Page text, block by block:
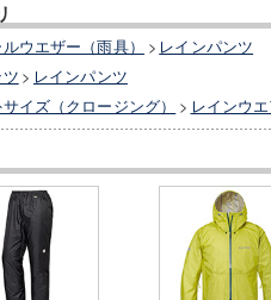
ウエザー（雨具） > レインパンツ
> レインパンツ
イズ（クロージング） > レインウ